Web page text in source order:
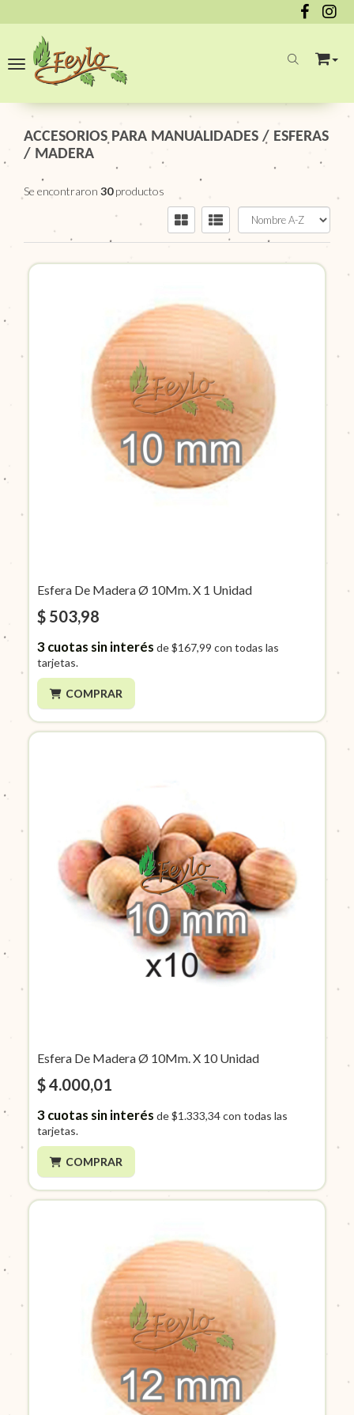
Toggle navigation
ACCESORIOS PARA MANUALIDADES / ESFERAS
/ MADERA
Se encontraron 30productos
Esfera De Madera Ø 10Mm. X 1 Unidad
$ 503,98
3cuotas sin interés de$167,99 con todas las
tarjetas.
COMPRAR
Esfera De Madera Ø 10Mm. X 10 Unidad
$ 4.000,01
3cuotas sin interés de$1.333,34con todas las
tarjetas.
COMPRAR